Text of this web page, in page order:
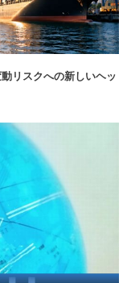
リスクへの新しいヘッ